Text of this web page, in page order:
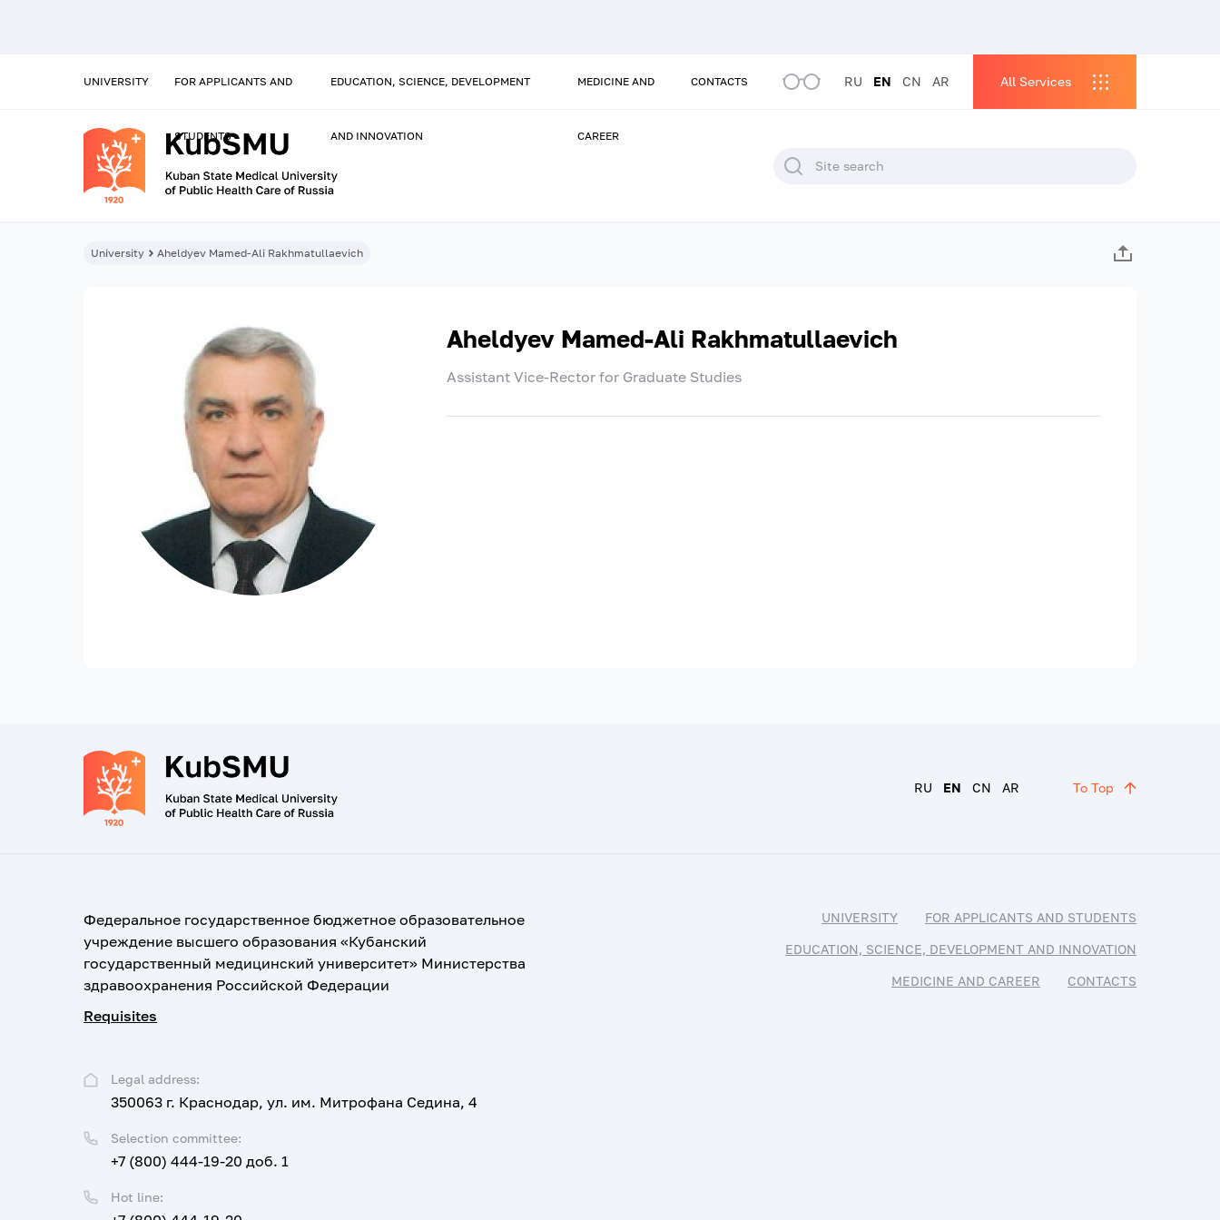
UNIVERSITY FOR APPLICANTS AND
STUDENTS
EDUCATION, SCIENCE, DEVELOPMENT
AND INNOVATION
MEDICINE AND
CAREER
CONTACTS RU EN CN AR All Services
University Aheldyev Mamed-Ali Rakhmatullaevich
Aheldyev Mamed-Ali Rakhmatullaevich
Assistant Vice-Rector for Graduate Studies
RU EN CN AR To Top
Федеральное государственное бюджетное образовательное
учреждение высшего образования «Кубанский
государственный медицинский университет» Министерства
здравоохранения Российской Федерации
Requisites
Legal address:
350063 г. Краснодар, ул. им. Митрофана Седина, 4
Selection committee:
+7 (800) 444-19-20 доб. 1
Hot line:
UNIVERSITY FOR APPLICANTS AND STUDENTS
EDUCATION, SCIENCE, DEVELOPMENT AND INNOVATION
MEDICINE AND CAREER CONTACTS